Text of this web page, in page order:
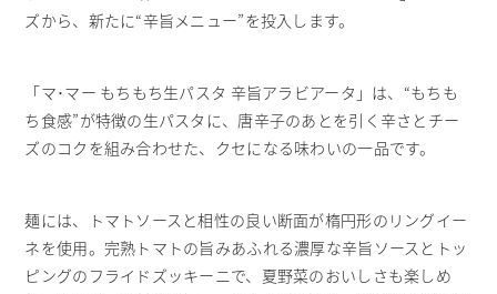
ズから、新たに“辛旨メニュー”を投入します。
「マ･マー もちもち生パスタ 辛旨アラビアータ」は、“もちも
ち食感”が特徴の生パスタに、唐辛子のあとを引く辛さとチー
ズのコクを組み合わせた、クセになる味わいの一品です。
麺には、トマトソースと相性の良い断面が楕円形のリングイー
ネを使用。完熟トマトの旨みあふれる濃厚な辛旨ソースとトッ
ピングのフライドズッキーニで、夏野菜のおいしさも楽しめ